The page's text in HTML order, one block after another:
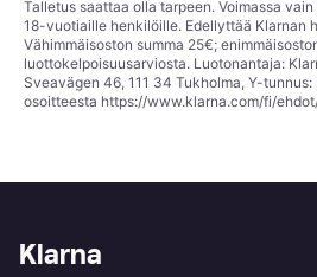
Talletus saattaa olla tarpeen. Voimassa
18-vuotiaille henkilöille. Edellyttää Klarnan
Vähimmäisoston summa 25€;
luottokelpoisuusarviosta. Luotonantaja:
Sveavägen 46, 111 34 Tukholma, Y-
osoitteesta https://www.klarna.com/fi/
Klarna